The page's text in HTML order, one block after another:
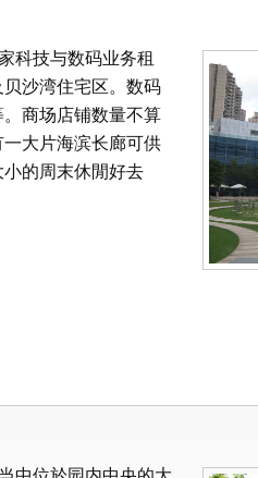
科技与数码业务租
沙湾住宅区。数码
商场店铺数量不算
大片海滨长廊可供
的周末休閒好去